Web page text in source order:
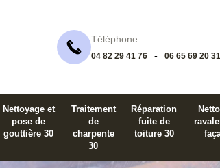
Téléphone:
04 82 29 41 76 - 06 65 69 20 31
Nettoyage et
pose de
gouttière 30
Traitement
de
charpente
30
Réparation
fuite de
toiture 30